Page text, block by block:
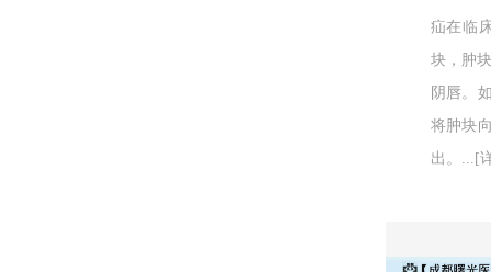
疝在临
块，肿
阴唇。
将肿块
出。... [